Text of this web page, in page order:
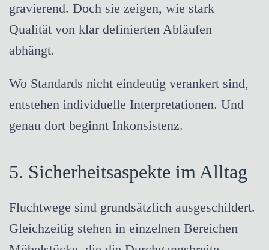
gravierend. Doch sie zeigen, wie stark
Qualität von klar definierten Abläufen
abhängt.
Wo Standards nicht eindeutig verankert sind,
entstehen individuelle Interpretationen. Und
genau dort beginnt Inkonsistenz.
5. Sicherheitsaspekte im Alltag
Fluchtwege sind grundsätzlich ausgeschildert.
Gleichzeitig stehen in einzelnen Bereichen